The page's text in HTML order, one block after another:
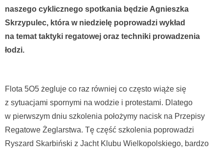
naszego cyklicznego spotkania będzie Agnieszka
Skrzypulec, która w niedzielę poprowadzi wykład
na temat taktyki regatowej oraz techniki prowadzenia
łodzi.
Flota 5O5 żegluje co raz równiej co często wiąże się
z sytuacjami spornymi na wodzie i protestami. Dlatego
w pierwszym dniu szkolenia położymy nacisk na Przepisy
Regatowe Żeglarstwa. Tę część szkolenia poprowadzi
Ryszard Skarbiński z Jacht Klubu Wielkopolskiego, bardzo